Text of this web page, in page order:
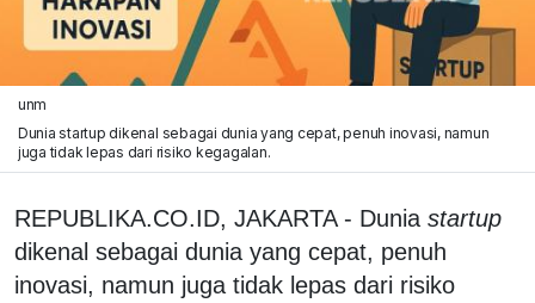
unm
Dunia startup dikenal sebagai dunia yang cepat, penuh inovasi, namun
juga tidak lepas dari risiko kegagalan.
REPUBLIKA.CO.ID, JAKARTA - Dunia startup
dikenal sebagai dunia yang cepat, penuh
inovasi, namun juga tidak lepas dari risiko